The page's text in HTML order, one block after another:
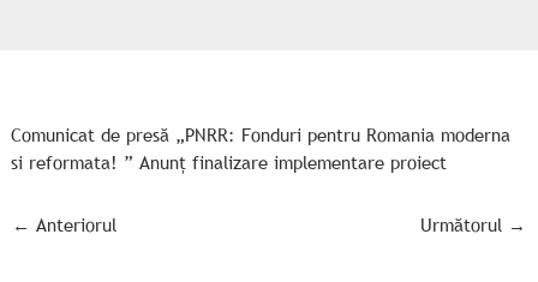
Comunicat de presă „PNRR: Fonduri pentru Romania moderna
si reformata! ” Anunț finalizare implementare proiect
← Anteriorul Următorul →